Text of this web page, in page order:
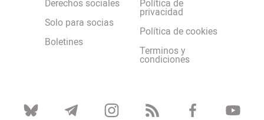
Derechos sociales
Solo para socias
Boletines
Política de
privacidad
Política de cookies
Terminos y
condiciones